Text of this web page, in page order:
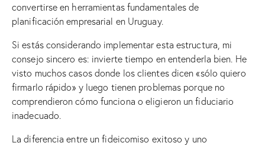
convertirse en herramientas fundamentales de
planificación empresarial en Uruguay.
Si estás considerando implementar esta estructura, mi
consejo sincero es: invierte tiempo en entenderla bien. He
visto muchos casos donde los clientes dicen «sólo quiero
firmarlo rápido» y luego tienen problemas porque no
comprendieron cómo funciona o eligieron un fiduciario
inadecuado.
La diferencia entre un fideicomiso exitoso y uno